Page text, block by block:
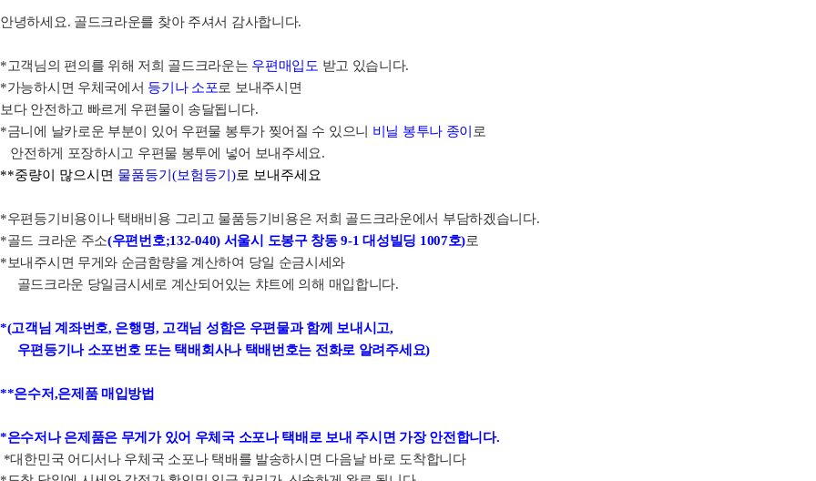
안녕하세요. 골드크라운를 찾아 주셔서 감사합니다.
*고객님의 편의를 위해 저희 골드크라운는 우편매입도 받고 있습니다.
*가능하시면 우체국에서 등기나 소포로 보내주시면
보다 안전하고 빠르게 우편물이 송달됩니다.
*금니에 날카로운 부분이 있어 우편물 봉투가 찢어질 수 있으니 비닐 봉투나 종이 로
안전하게 포장하시고 우편물 봉투에 넣어 보내주세요.
**중량이 많으시면 물품등기(보험등기)로 보내주세요
*우편등기비용이나 택배비용 그리고 물품등기비용은 저희 골드크라운에서 부담하겠습니다.
*골드 크라운 주소(우편번호;132-040) 서울시 도봉구 창동 9-1 대성빌딩 1007호)로
*보내주시면 무게와 순금함량을 계산하여 당일 순금시세와
골드크라운 당일금시세로 계산되어있는 챠트에 의해 매입합니다.
*(고객님 계좌번호, 은행명, 고객님 성함은 우편물과 함께 보내시고,
우편등기나 소포번호 또는 택배회사나 택배번호는 전화로 알려주세요)
**은수저,은제품 매입방법
*은수저나 은제품은 무게가 있어 우체국 소포나 택배로 보내 주시면 가장 안전합니다.
*대한민국 어디서나 우체국 소포나 택배를 발송하시면 다음날 바로 도착합니다